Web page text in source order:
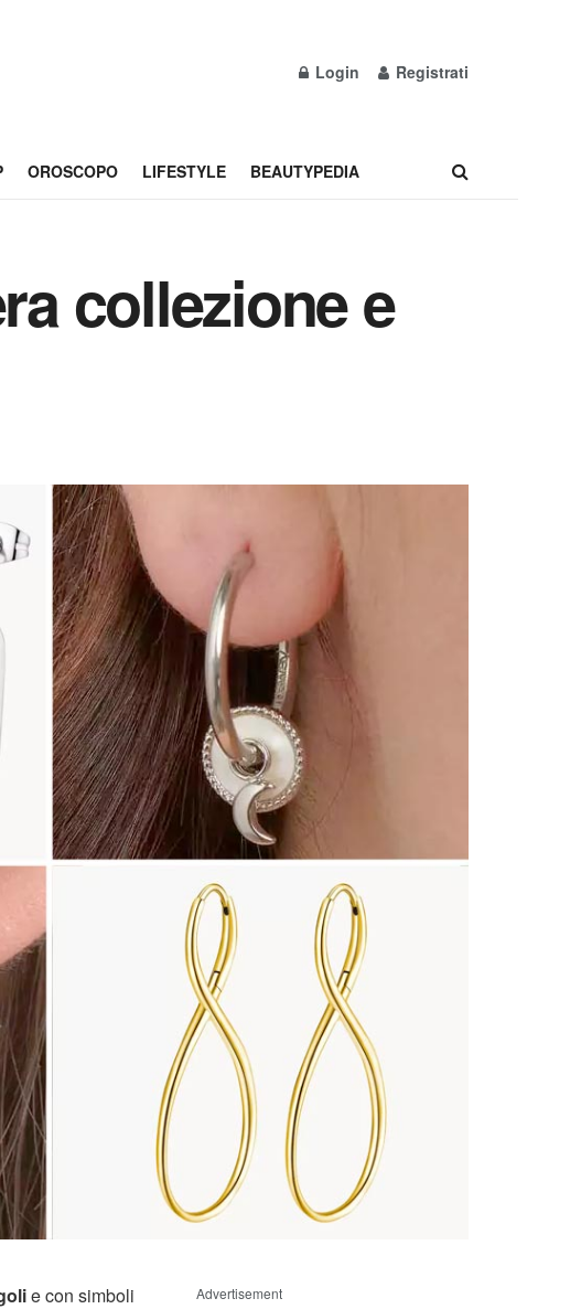
Login Registrati
OROSCOPO LIFESTYLE BEAUTYPEDIA
collezione e
e con simboli
Advertisement